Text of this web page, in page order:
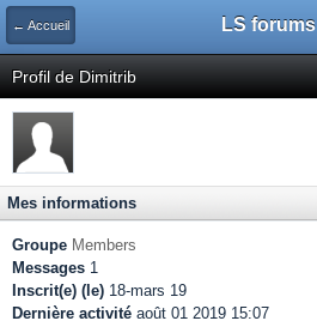
← Accueil LS forums
Profil de Dimitrib
Mes informations
Groupe Members
Messages 1
Inscrit(e) (le) 18-mars 19
Dernière activité août 01 2019 15:07